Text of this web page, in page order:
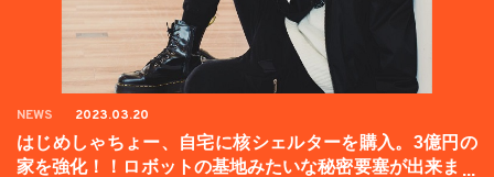
NEWS 2023.03.20
はじめしゃちょー、自宅に核シェルターを購入。3億円の
家を強化！！ロボットの基地みたいな秘密要塞が出来まし